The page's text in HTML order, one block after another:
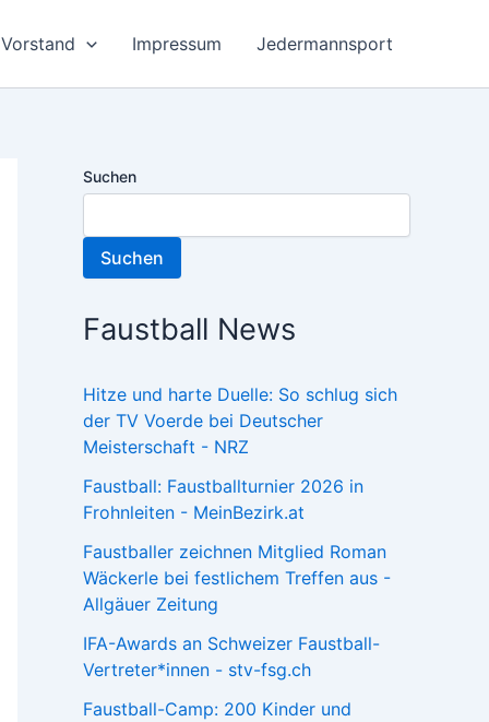
Vorstand Impressum Jedermannsport
Suchen
Suchen
Faustball News
Hitze und harte Duelle: So schlug sich
der TV Voerde bei Deutscher
Meisterschaft - NRZ
Faustball: Faustballturnier 2026 in
Frohnleiten - MeinBezirk.at
Faustballer zeichnen Mitglied Roman
Wäckerle bei festlichem Treffen aus -
Allgäuer Zeitung
IFA-Awards an Schweizer Faustball-
Vertreter*innen - stv-fsg.ch
Faustball-Camp: 200 Kinder und